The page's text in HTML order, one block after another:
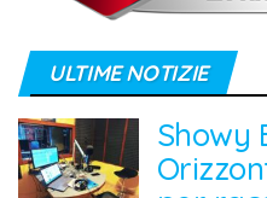
ULTIME NOTIZIE
Showy